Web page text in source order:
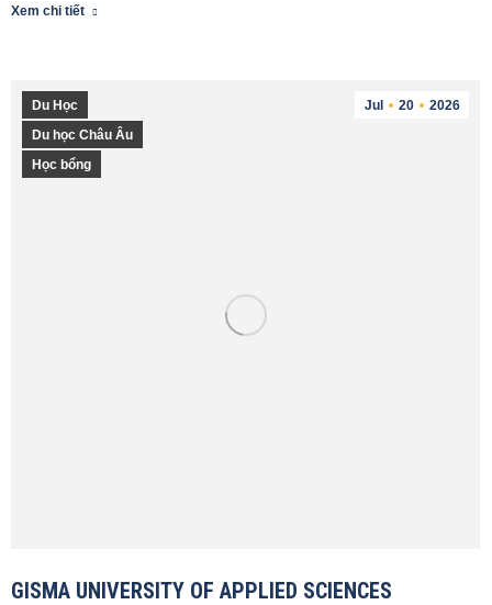
Xem chi tiết
Jul 20 2026
Du Học
Du học Châu Âu
Học bổng
GISMA UNIVERSITY OF APPLIED SCIENCES